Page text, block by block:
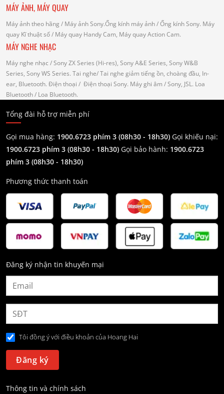
MÁY ẢNH, MÁY QUAY
Máy ảnh theo hãng / Máy ảnh Sony.Ống kính máy ảnh / Ống kính Sony. Máy
quay Kĩ thuật số/ Máy quay Handy Cam, Máy quay Action Cam.
MÁY NGHE NHẠC
Máy nghe nhạc / Sony ZX Series (Hi-res), Sony A&E Series, Sony W&B
Series, Sony WS Series. Tai nghe/ Tai nghe giảm tiếng ồn, choàng đầu, In-
ear, Bluetooth. Điện thoại / Điện thoại Sony. Máy ghi âm / Sony, JSL. Loa
Bluetooth/ Loa Bluetooth.
Tổng đài hỗ trợ miễn phí
Gọi mua hàng: 1900.6723 phím 3 (08h30 - 18h30) Gọi khiếu nại:
1900.6723 phím 3 (08h30 - 18h30) Gọi bảo hành: 1900.6723
phím 3 (08h30 - 18h30)
Phương thức thanh toán
Đăng ký nhận tin khuyến mại
Tôi đồng ý với điều khoản của Hoang Hai
Thông tin và chính sách